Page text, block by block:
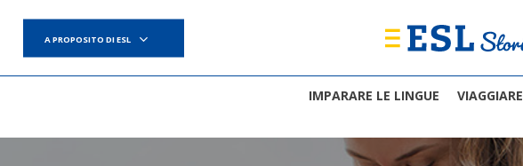
main
content
A PROPOSITO DI ESL
IMPARARE LE LINGUE VIAGGIARE